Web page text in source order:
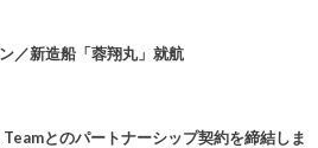
／新造船「蓉翔丸」就航
とのパートナーシップ契約を締結しま